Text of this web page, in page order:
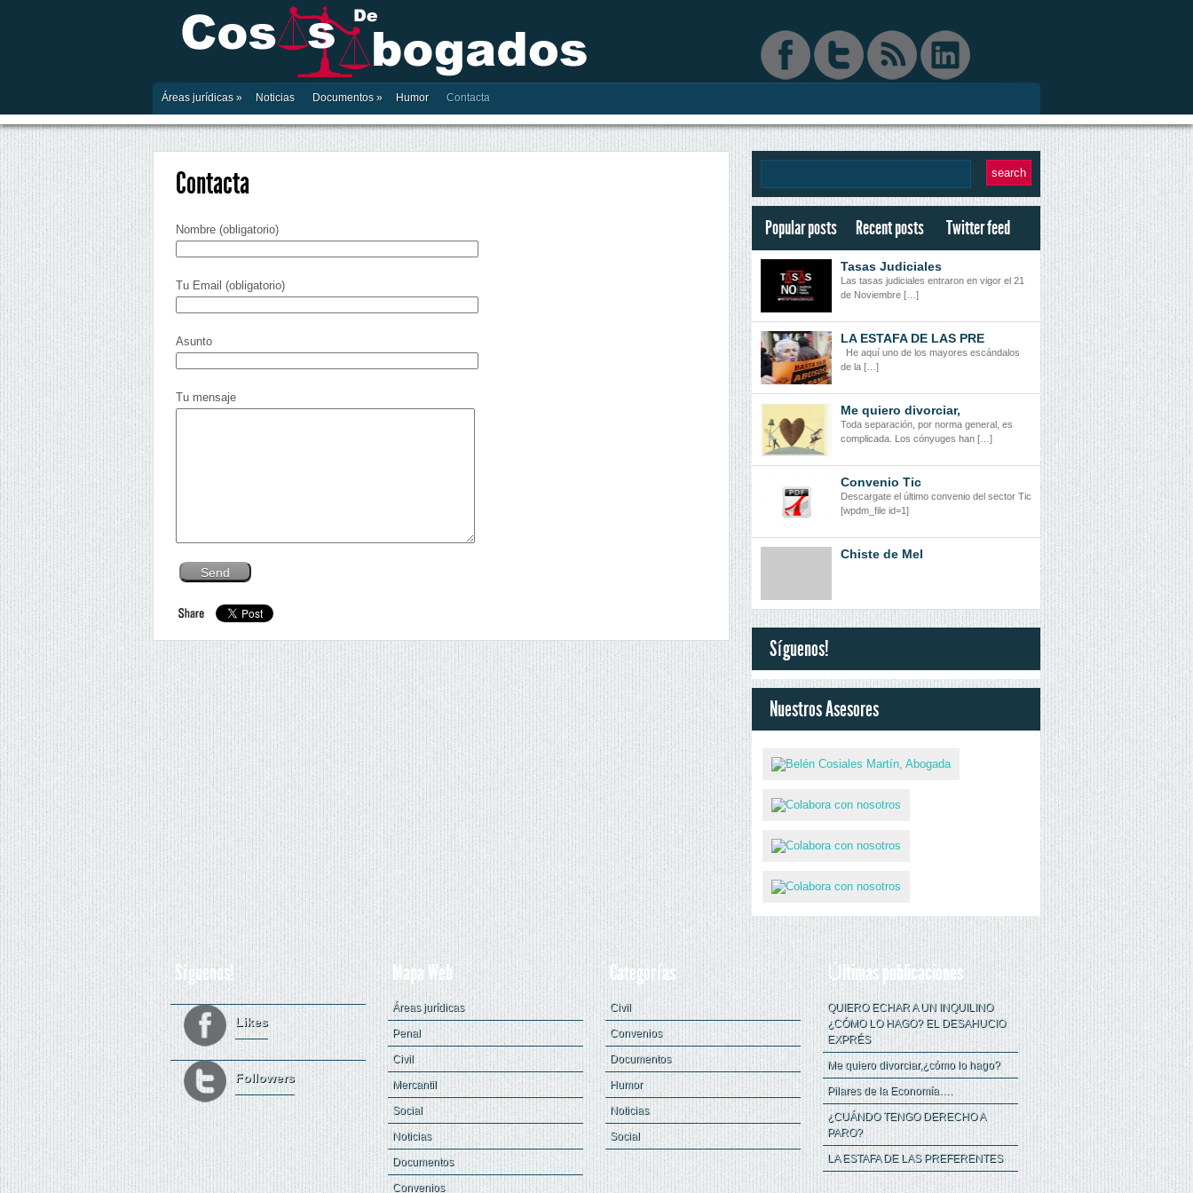
Áreas jurídicas » Noticias Documentos » Humor Contacta
Contacta
Nombre (obligatorio)
Tu Email (obligatorio)
Asunto
Tu mensaje
Popular posts Recent posts Twitter feed
Tasas Judiciales
Las tasas judiciales entraron en vigor el 21
de Noviembre […]
LA ESTAFA DE LAS PRE
He aquí uno de los mayores escándalos
de la […]
Me quiero divorciar,
Toda separación, por norma general, es
complicada. Los cónyuges han […]
Convenio Tic
Descargate el último convenio del sector Tic
[wpdm_file id=1]
Chiste de Mel
Síguenos!
Nuestros Asesores
Síguenos!
Likes
Followers
Mapa Web
Áreas jurídicas
Penal
Civil
Mercantil
Social
Noticias
Documentos
Convenios
Categorías
Civil
Convenios
Documentos
Humor
Noticias
Social
Últimas publicaciones
QUIERO ECHAR A UN INQUILINO
¿CÓMO LO HAGO? EL DESAHUCIO
EXPRÉS
Me quiero divorciar,¿cómo lo hago?
Pilares de la Economía….
¿CUÁNDO TENGO DERECHO A
PARO?
LA ESTAFA DE LAS PREFERENTES